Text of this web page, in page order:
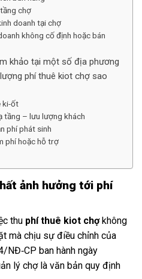
chợ
doanh tại chợ
không cố định hoặc bán
khảo tại một số địa phương
phí thuê kiot chợ sao
ki-ốt
tầng – lưu lượng khách
phí phát sinh
phí hoặc hỗ trợ
ảnh hưởng tới phí
thu phí thuê kiot chợkhông
mà chịu sự điều chỉnh của
ban hành ngày
lý chợ là văn bản quy định